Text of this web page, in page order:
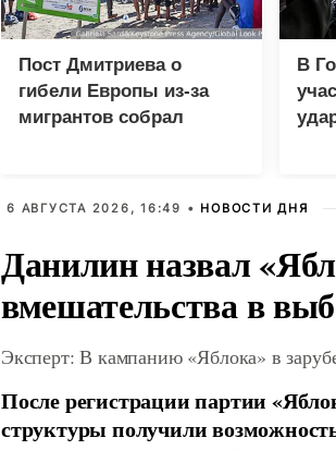
Пост Дмитриева о
гибели Европы из-за
мигрантов собрал
В
6 АВГУСТА 2026, 16:49 • НОВОСТИ ДНЯ
Данилин назвал
вмешательства в
Эксперт: В кампанию «Яблока» в
После регистрации партии
структуры получили